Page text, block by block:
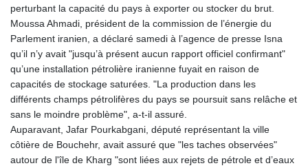
perturbant la capacité du pays à exporter ou stocker du brut.
Moussa Ahmadi, président de la commission de l’énergie du
Parlement iranien, a déclaré samedi à l’agence de presse Isna
qu’il n’y avait "jusqu’à présent aucun rapport officiel confirmant"
qu’une installation pétrolière iranienne fuyait en raison de
capacités de stockage saturées. "La production dans les
différents champs pétrolifères du pays se poursuit sans relâche et
sans le moindre problème", a-t-il assuré.
Auparavant, Jafar Pourkabgani, député représentant la ville
côtière de Bouchehr, avait assuré que "les taches observées"
autour de l'île de Kharg "sont liées aux rejets de pétrole et d’eaux